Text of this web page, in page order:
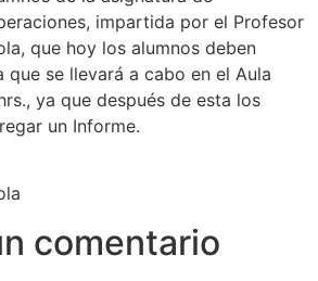
impartida por el Profesor
que hoy los alumnos deben
que se llevará a cabo en el Aula
ya que después de esta los
un Informe.
comentario